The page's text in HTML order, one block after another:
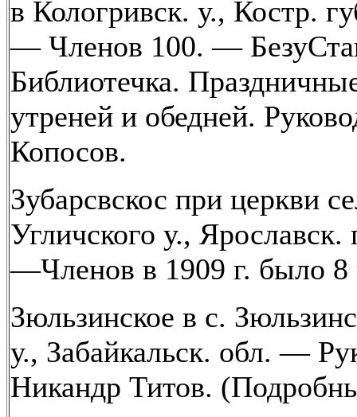
в Кологривск. у., Костр.
— Членов 100. —
Библиотечка.
утреней и обедней.
Копосов.
Зубарсвскос при церкви
Угличского у.,
—Членов в 1909 г. было 8
Зюльзинское в с.
у., Забайкальск. обл. —
Никандр Титов.